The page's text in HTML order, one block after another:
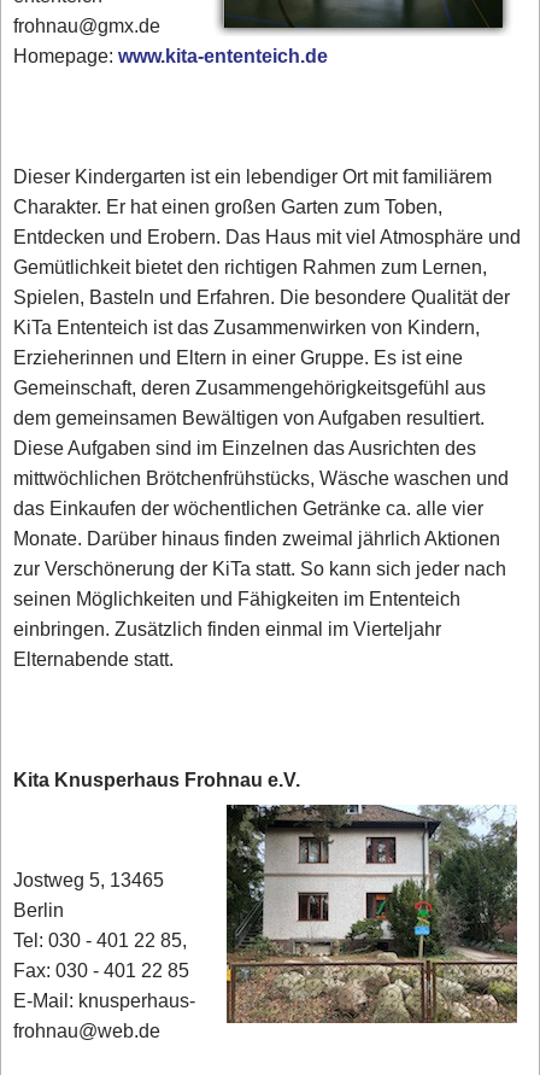
frohnau@gmx.de
Homepage:www.kita-ententeich.de
Dieser Kindergarten ist ein lebendiger Ort mit familiärem
Charakter. Er hat einen großen Garten zum Toben,
Entdecken und Erobern. Das Haus mit viel Atmosphäre und
Gemütlichkeit bietet den richtigen Rahmen zum Lernen,
Spielen, Basteln und Erfahren. Die besondere Qualität der
KiTa Ententeich ist das Zusammenwirken von Kindern,
Erzieherinnen und Eltern in einer Gruppe. Es ist eine
Gemeinschaft, deren Zusammengehörigkeitsgefühl aus
dem gemeinsamen Bewältigen von Aufgaben resultiert.
Diese Aufgaben sind im Einzelnen das Ausrichten des
mittwöchlichen Brötchenfrühstücks, Wäsche waschen und
das Einkaufen der wöchentlichen Getränke ca. alle vier
Monate. Darüber hinaus finden zweimal jährlich Aktionen
zur Verschönerung der KiTa statt. So kann sich jeder nach
seinen Möglichkeiten und Fähigkeiten im Ententeich
einbringen. Zusätzlich finden einmal im Vierteljahr
Elternabende statt.
Kita Knusperhaus Frohnau e.V.
Jostweg 5, 13465
Berlin
Tel: 030 - 401 22 85,
Fax: 030 - 401 22 85
E-Mail: knusperhaus-
frohnau@web.de